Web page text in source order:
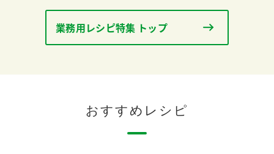
業務用サイト ミツカングループについて 製造所固有記号一覧
業務用レシピ特集 トップ
おすすめレシピ